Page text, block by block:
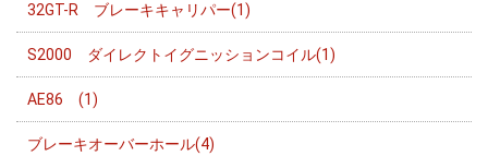
32GT-R ブレーキキャリパー(1)
S2000 ダイレクトイグニッションコイル(1)
AE86 (1)
ブレーキオーバーホール(4)